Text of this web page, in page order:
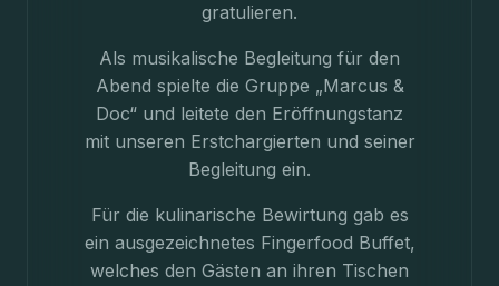
gratulieren.
Als musikalische Begleitung für den
Abend spielte die Gruppe „Marcus &
Doc“ und leitete den Eröffnungstanz
mit unseren Erstchargierten und seiner
Begleitung ein.
Für die kulinarische Bewirtung gab es
ein ausgezeichnetes Fingerfood Buffet,
welches den Gästen an ihren Tischen